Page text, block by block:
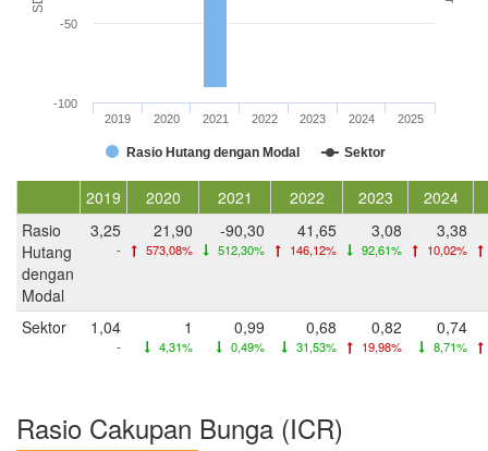
Rasio Hutang dengan Modal Sektor
2019 2020 2021 2022 2023 2024 2025
-100
-50
2019 2020 2021 2022 2023
2024
Rasio
Hutang
dengan
Modal
3,25
-
21,90
573,08%
-90,30
512,30%
41,65
146,12%
3,08
92,61%
3,38
10,02%
Sektor 1,04
-
1
4,31%
0,99
0,49%
0,68
31,53%
0,82
19,98%
0,74
8,71%
Rasio Cakupan Bunga (ICR)